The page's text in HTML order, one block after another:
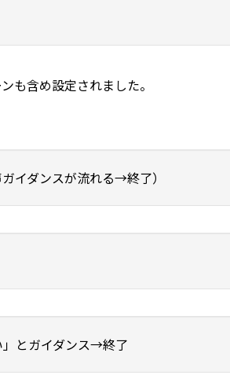
も含め設定されました。
イダンスが流れる→終了）
」とガイダンス→終了